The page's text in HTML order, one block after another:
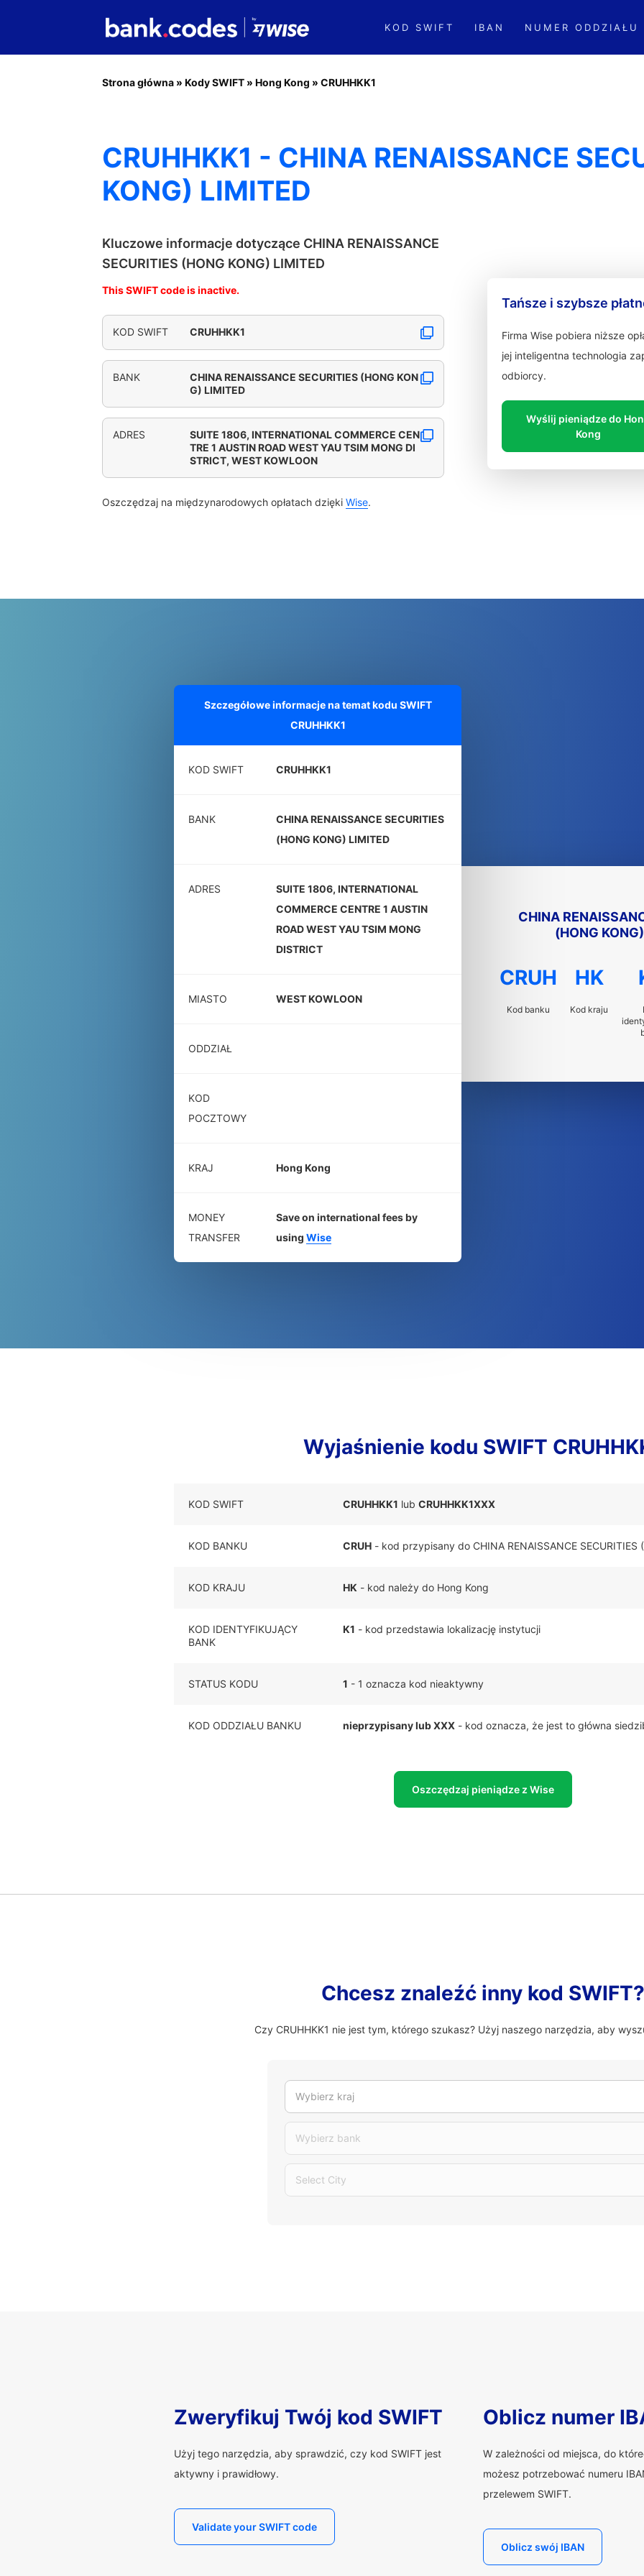
KOD SWIFT IBAN NUMER ODDZIAŁU
Strona główna » Kody SWIFT » Hong Kong » CRUHHKK1
CRUHHKK1 - CHINA RENAISSANCE
KONG) LIMITED
Kluczowe informacje dotyczące CHINA RENAISSANCE
SECURITIES (HONG KONG) LIMITED
This SWIFT code is inactive.
KOD SWIFT CRUHHKK1
BANK
CHINA RENAISSANCE SECURITIES (HONG KON
G) LIMITED
ADRES
SUITE 1806, INTERNATIONAL COMMERCE CEN
TRE 1 AUSTIN ROAD WEST YAU TSIM MONG DI
STRICT, WEST KOWLOON
Oszczędzaj na międzynarodowych opłatach dzięki Wise.
Tańsze i szybsze
Firma Wise pobiera niższe
jej inteligentna technologia
odbiorcy.
Wyślij pieniądze do
Kong
Szczegółowe informacje na temat kodu SWIFT
CRUHHKK1
KOD SWIFT CRUHHKK1
BANK
CHINA RENAISSANCE SECURITIES
(HONG KONG) LIMITED
ADRES
SUITE 1806, INTERNATIONAL
COMMERCE CENTRE 1 AUSTIN
ROAD WEST YAU TSIM MONG
DISTRICT
MIASTO WEST KOWLOON
ODDZIAŁ
KOD
POCZTOWY
KRAJ Hong Kong
MONEY
TRANSFER
Save on international fees by
using Wise
CHINA
(HONG
CRUH
Kod banku
HK
Kod kraju
Wyjaśnienie kodu SWIFT
KOD SWIFT CRUHHKK1 lub CRUHHKK1XXX
KOD BANKU CRUH - kod przypisany do CHINA RENAISSANCE SECURITIES
KOD KRAJU HK - kod należy do Hong Kong
KOD IDENTYFIKUJĄCY
BANK
K1 - kod przedstawia lokalizację instytucji
STATUS KODU 1 - 1 oznacza kod nieaktywny
KOD ODDZIAŁU BANKU nieprzypisany lub XXX - kod oznacza, że jest to główna
Oszczędzaj pieniądze z Wise
Chcesz znaleźć inny kod SWIFT?
Czy CRUHHKK1 nie jest tym, którego szukasz? Użyj naszego narzędzia, aby
Wybierz kraj
Wybierz bank
Select City
Zweryfikuj Twój kod SWIFT
Użyj tego narzędzia, aby sprawdzić, czy kod SWIFT jest
aktywny i prawidłowy.
Validate your SWIFT code
Oblicz numer
W zależności od miejsca, do
możesz potrzebować numeru
przelewem SWIFT.
Oblicz swój IBAN